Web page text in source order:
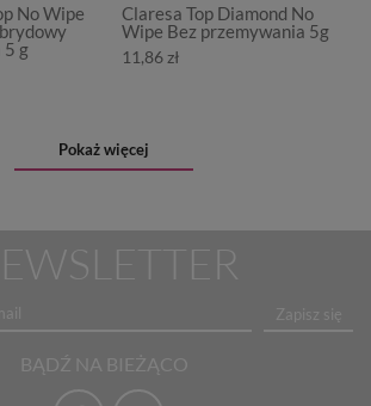
No Wipe
5 g
Claresa Top Diamond No
Wipe Bez przemywania 5g
11,86 zł
Pokaż więcej
Zapisz się
BĄDŹ NA BIEŻĄCO